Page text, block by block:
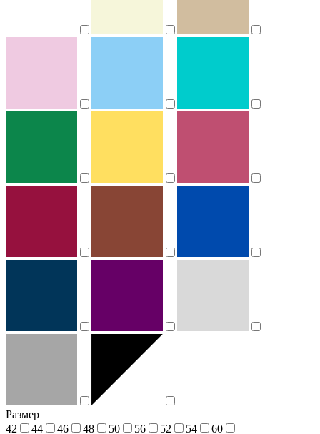
Размер
42
44 46 48 50 56 52 54 60